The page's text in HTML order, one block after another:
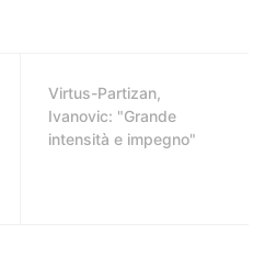
Virtus-Partizan,
Ivanovic: "Grande
intensità e impegno"